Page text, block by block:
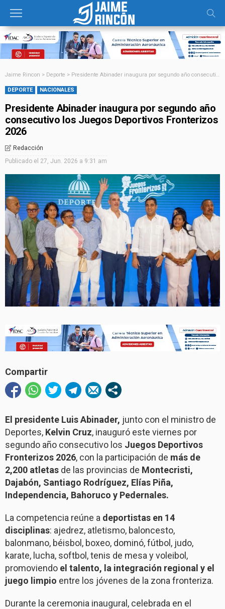
Jaime Rincon > Deporte > Presidente Abinader inaugura por segundo año consecutivo los Juegos Deportivos Fronterizos 2026
DEPORTE NACIONALES
Presidente Abinader inaugura por segundo año
consecutivo los Juegos Deportivos Fronterizos
2026
Redacción
Publicado el 27, Jun. 2026 a 9:31 am
Compartir
El presidente Luis Abinader, junto con el ministro de
Deportes, Kelvin Cruz, inauguró este viernes por
segundo año consecutivo los Juegos Deportivos
Fronterizos 2026, con la participación de más de
2,200 atletas de las provincias de Montecristi,
Dajabón, Santiago Rodríguez, Elías Piña,
Independencia, Bahoruco y Pedernales.
La competencia reúne a deportistas en 14
disciplinas: ajedrez, atletismo, baloncesto,
balonmano, béisbol, boxeo, dominó, fútbol, judo,
karate, lucha, softbol, tenis de mesa y voleibol,
promoviendo el talento, la integración regional y el
juego limpio entre los jóvenes de la zona fronteriza.
Durante la ceremonia inaugural, celebrada en el